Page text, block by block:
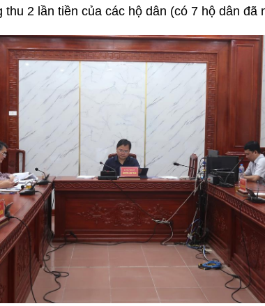
2 lần tiền của các hộ dân (có 7 hộ dân đã